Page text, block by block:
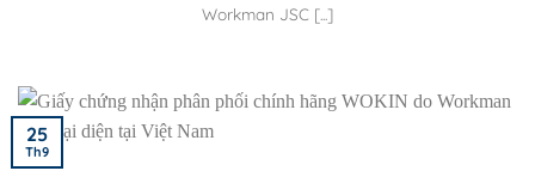
Workman JSC [...]
25
Th9